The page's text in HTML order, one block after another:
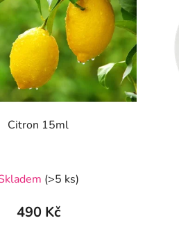
Citron 15ml
hodnocení
produktu
(>5 ks)
490 Kč